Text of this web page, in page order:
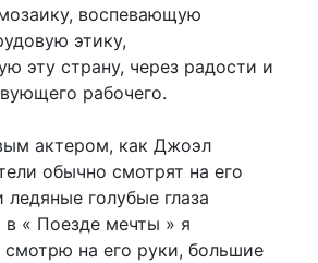
воспевающую
этику,
эту страну, через радости и
рабочего.
актером, как Джоэл
обычно смотрят на его
голубые глаза
в « Поезде мечты » я
на его руки, большие